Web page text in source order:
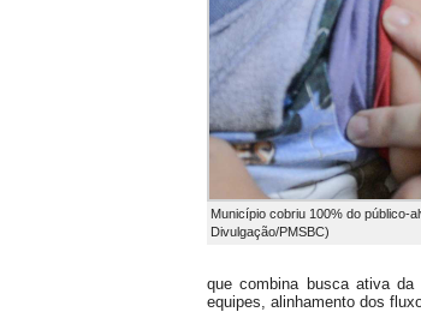
Município cobriu 100% do público-
Divulgação/PMSBC)
que combina busca ativa
equipes, alinhamento dos